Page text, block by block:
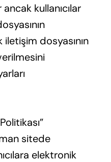
kullanıcılar
dosyasının
sitede
elektronik